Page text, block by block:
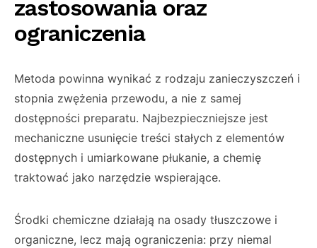
zastosowania oraz
ograniczenia
Metoda powinna wynikać z rodzaju zanieczyszczeń i
stopnia zwężenia przewodu, a nie z samej
dostępności preparatu. Najbezpieczniejsze jest
mechaniczne usunięcie treści stałych z elementów
dostępnych i umiarkowane płukanie, a chemię
traktować jako narzędzie wspierające.
Środki chemiczne działają na osady tłuszczowe i
organiczne, lecz mają ograniczenia: przy niemal